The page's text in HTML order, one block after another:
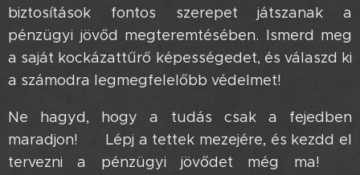
biztosítások fontos szerepet játszanak a
pénzügyi jövőd megteremtésében. Ismerd meg
a saját kockázattűrő képességedet, és válaszd ki
a számodra legmegfelelőbb védelmet!
Ne hagyd, hogy a tudás csak a fejedben
maradjon! 🤔 Lépj a tettek mezejére, és kezdd el
tervezni a pénzügyi jövődet még ma! 💪